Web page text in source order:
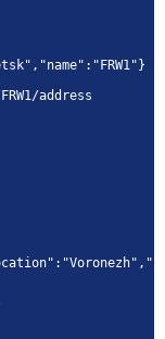
address